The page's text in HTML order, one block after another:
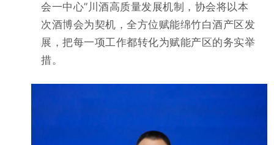
会一中心”川酒高质量发展机制，协会将以本
次酒博会为契机，全方位赋能绵竹白酒产区发
展，把每一项工作都转化为赋能产区的务实举
措。